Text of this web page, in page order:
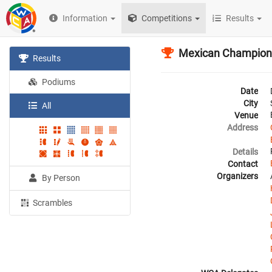
Information Competitions Results
Results
Podiums
All
By Person
Scrambles
Mexican
Date
City
Venue
Address
Details
Contact
Organizers